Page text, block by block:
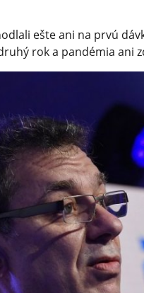
ešte ani na prvú
rok a pandémia ani